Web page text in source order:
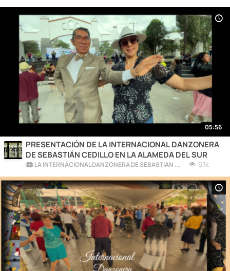
05:56
PRESENTACIÓN DE LA INTERNACIONAL DANZONERA
DE SEBASTIÁN CEDILLO EN LA ALAMEDA DEL SUR
LA INTERNACIONAL DANZONERA DE SEBASTIÁN CEDILLO 6.1k